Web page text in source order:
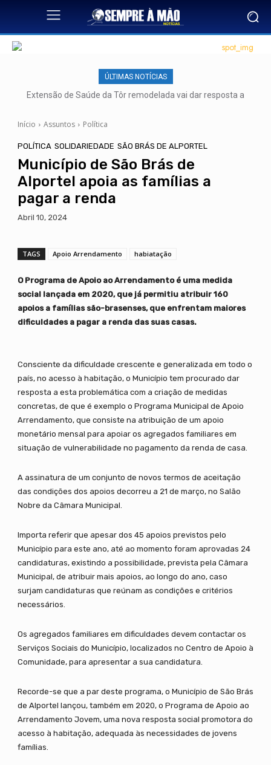
ÚLTIMAS NOTÍCIAS
Extensão de Saúde da Tôr remodelada vai dar resposta a
Início Assuntos Política
POLÍTICA SOLIDARIEDADE SÃO BRÁS DE ALPORTEL
Município de São Brás de
Alportel apoia as famílias a
pagar a renda
Abril 10, 2024
TAGS Apoio Arrendamento habiatação
O Programa de Apoio ao Arrendamento é uma medida
social lançada em 2020, que já permitiu atribuir 160
apoios a famílias são-brasenses, que enfrentam maiores
dificuldades a pagar a renda das suas casas.
Consciente da dificuldade crescente e generalizada em todo o
país, no acesso à habitação, o Município tem procurado dar
resposta a esta problemática com a criação de medidas
concretas, de que é exemplo o Programa Municipal de Apoio
Arrendamento, que consiste na atribuição de um apoio
monetário mensal para apoiar os agregados familiares em
situação de vulnerabilidade no pagamento da renda de casa.
A assinatura de um conjunto de novos termos de aceitação
das condições dos apoios decorreu a 21 de março, no Salão
Nobre da Câmara Municipal.
Importa referir que apesar dos 45 apoios previstos pelo
Município para este ano, até ao momento foram aprovadas 24
candidaturas, existindo a possibilidade, prevista pela Câmara
Municipal, de atribuir mais apoios, ao longo do ano, caso
surjam candidaturas que reúnam as condições e critérios
necessários.
Os agregados familiares em dificuldades devem contactar os
Serviços Sociais do Município, localizados no Centro de Apoio à
Comunidade, para apresentar a sua candidatura.
Recorde-se que a par deste programa, o Município de São Brás
de Alportel lançou, também em 2020, o Programa de Apoio ao
Arrendamento Jovem, uma nova resposta social promotora do
acesso à habitação, adequada às necessidades de jovens
famílias.